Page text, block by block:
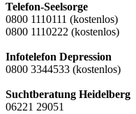
Telefon-Seelsorge
0800 1110111 (kostenlos)
0800 1110222 (kostenlos)
Infotelefon Depression
0800 3344533 (kostenlos)
Suchtberatung Heidelberg
06221 29051